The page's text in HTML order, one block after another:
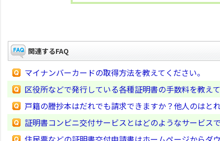
関連するFAQ
マイナンバーカードの取得方法を教えてください。
区役所などで発行している各種証明書の手数料を教え
戸籍の謄抄本はだれでも請求できますか？他人のはと
証明書コンビニ交付サービスとはどのようなサービス